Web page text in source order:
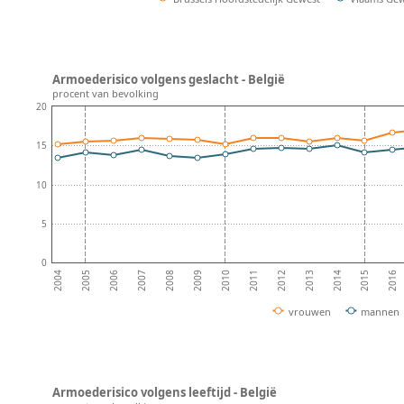
2004 2005 2006 2007 2008 2009 2010 2011 2012 2013 2014 2015 2016
0
5
10
15
20
vrouwen mannen
Armoederisico volgens geslacht - België
procent van bevolking
Armoederisico volgens leeftijd - België